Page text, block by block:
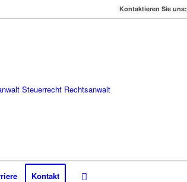
Kontaktieren Sie uns:
Kontakt